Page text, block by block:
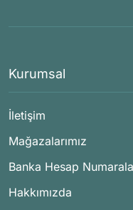
Kurumsal
İletişim
Mağazalarımız
Banka Hesap
Hakkımızda